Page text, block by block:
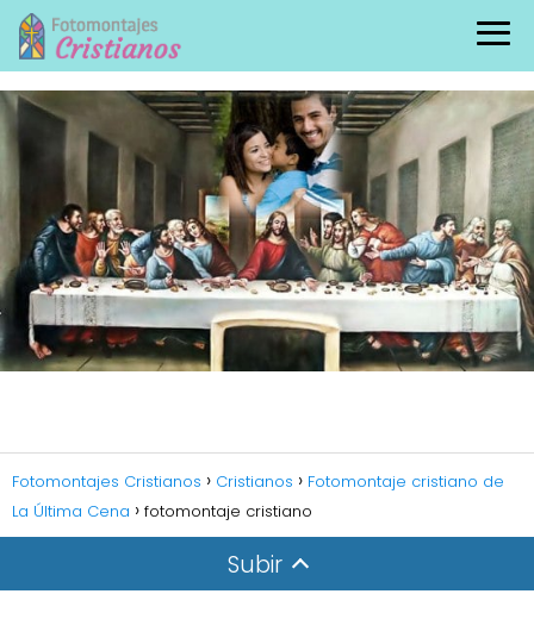
Fotomontajes Cristianos Cristianos
Fotomontaje cristiano de
La Última Cena
fotomontaje cristiano
Subir